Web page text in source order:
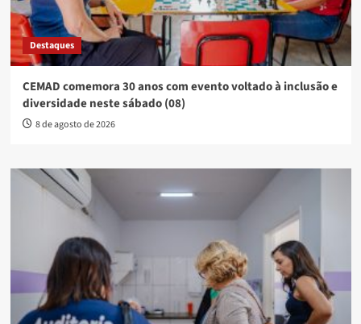
Destaques
CEMAD comemora 30 anos com evento voltado à inclusão e
diversidade neste sábado (08)
8 de agosto de 2026